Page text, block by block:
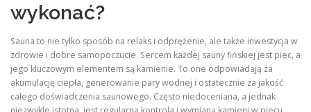
wykonać?
Sauna to nie tylko sposób na relaks i odprężenie, ale także inwestycja w
zdrowie i dobre samopoczucie. Sercem każdej sauny fińskiej jest piec, a
jego kluczowym elementem są kamienie. To one odpowiadają za
akumulację ciepła, generowanie pary wodnej i ostatecznie za jakość
całego doświadczenia saunowego. Często niedoceniana, a jednak